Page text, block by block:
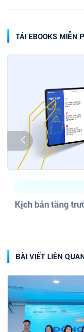
TẢI EBOOKS MIỄN
Kịch bản tăng
BÀI VIẾT LIÊN